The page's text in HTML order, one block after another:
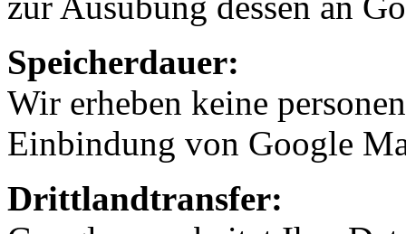
Speicherdauer:
Wir erheben keine
Einbindung von Google
Drittlandtransfer: